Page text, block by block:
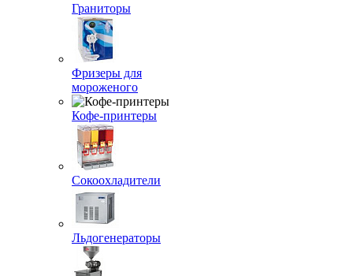
Граниторы
Фризеры для
мороженого
Кофе-принтеры
Сокоохладители
Льдогенераторы